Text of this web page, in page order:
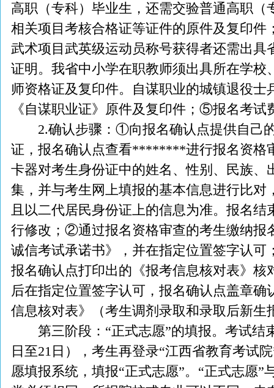
高职（专科）毕业生，还需交验普通高职（
相关项目考核合格证等证件的原件及复印件
武术项目武英级运动员称号获得者还需出具
证明。我省中小学在职教师须出具所在学校
师资格证及复印件。自谋职业的城镇退役士
《自谋职业证》原件及复印件；⑤报名考试
2.确认步骤：①向报名确认点提供自己的
证，报名确认点查看********进行报名资格
卡器对考生身份证中的姓名、性别、民族、
集，并与考生网上填报的基本信息进行比对
且以二代居民身份证上的信息为准。报名结
行修改；②通过报名资格审查的考生缴纳
诚信考试承诺书》，并在指定位置签字认
报名确认点打印出的《报考信息核对表》核
后在指定位置签字认可，报名确认点盖章确
信息核对表》（考生调剂录取和录取后新生
第三阶段：“正式志愿”的填报。考试结
日至21日），考生再登录“江西省教育考试
愿填报系统，填报“正式志愿”。“正式志愿”